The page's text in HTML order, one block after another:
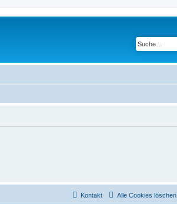
Alle Cookies löschen
Kontakt